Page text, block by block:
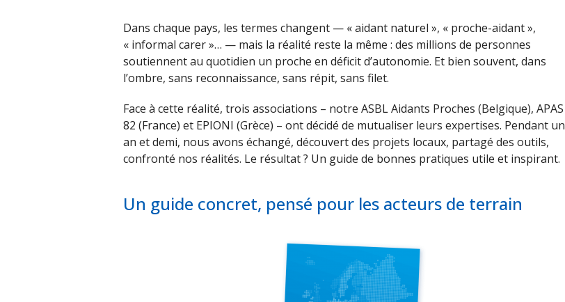
Dans chaque pays, les termes changent — « aidant naturel », « proche-aidant »,
« informal carer »… — mais la réalité reste la même : des millions de personnes
soutiennent au quotidien un proche en déficit d’autonomie. Et bien souvent, dans
l’ombre, sans reconnaissance, sans répit, sans filet.
Face à cette réalité, trois associations – notre ASBL Aidants Proches (Belgique), APAS
82 (France) et EPIONI (Grèce) – ont décidé de mutualiser leurs expertises. Pendant un
an et demi, nous avons échangé, découvert des projets locaux, partagé des outils,
confronté nos réalités. Le résultat ? Un guide de bonnes pratiques utile et inspirant.
Un guide concret, pensé pour les acteurs de terrain